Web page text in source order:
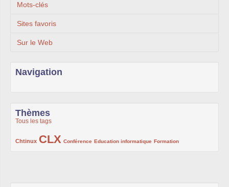
Mots-clés
Sites favoris
Sur le Web
Navigation
Thèmes
Tous les tags
Chtinux
222/1002CLX
1002/1002 Conférence
132/1002 Education informatique
119/1002 Formation
168/1002